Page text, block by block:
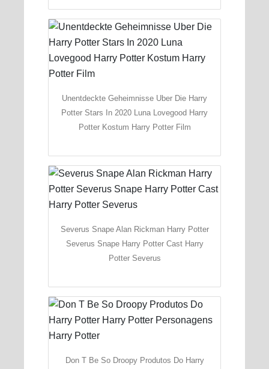
Unentdeckte Geheimnisse Uber Die Harry
Potter Stars In 2020 Luna Lovegood Harry
Potter Kostum Harry Potter Film
Severus Snape Alan Rickman Harry Potter
Severus Snape Harry Potter Cast Harry
Potter Severus
Don T Be So Droopy Produtos Do Harry